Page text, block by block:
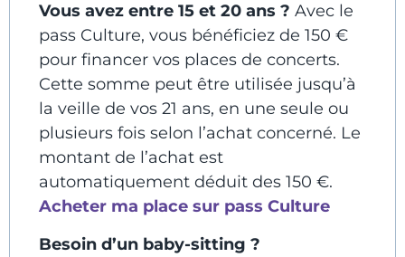
Vous avez entre 15 et 20 ans ? Avec le
pass Culture, vous bénéficiez de 150 €
pour financer vos places de concerts.
Cette somme peut être utilisée jusqu’à
la veille de vos 21 ans, en une seule ou
plusieurs fois selon l’achat concerné. Le
montant de l’achat est
automatiquement déduit des 150 €.
Acheter ma place sur pass Culture
Besoin d’un baby-sitting ?